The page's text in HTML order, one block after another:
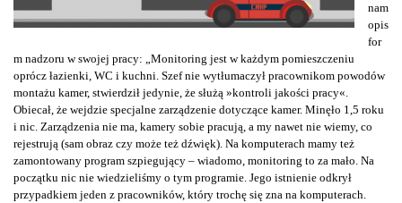
nam
opis
for
m nadzoru w swojej pracy: „Monitoring jest w każdym pomieszczeniu
oprócz łazienki, WC i kuchni. Szef nie wytłumaczył pracownikom powodów
montażu kamer, stwierdził jedynie, że służą »kontroli jakości pracy«.
Obiecał, że wejdzie specjalne zarządzenie dotyczące kamer. Minęło 1,5 roku
i nic. Zarządzenia nie ma, kamery sobie pracują, a my nawet nie wiemy, co
rejestrują (sam obraz czy może też dźwięk). Na komputerach mamy też
zamontowany program szpiegujący – wiadomo, monitoring to za mało. Na
początku nic nie wiedzieliśmy o tym programie. Jego istnienie odkrył
przypadkiem jeden z pracowników, który trochę się zna na komputerach.